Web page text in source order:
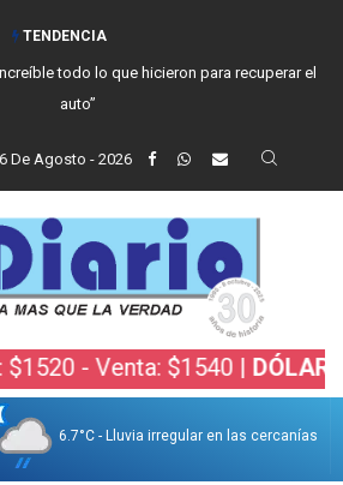
TENDENCIA
todo lo que hicieron para recuperar el
auto”
De Agosto - 2026
Venta: $1540 |DÓLAR BOLSA:
6.7°C - Lluvia irregular en las cercanías